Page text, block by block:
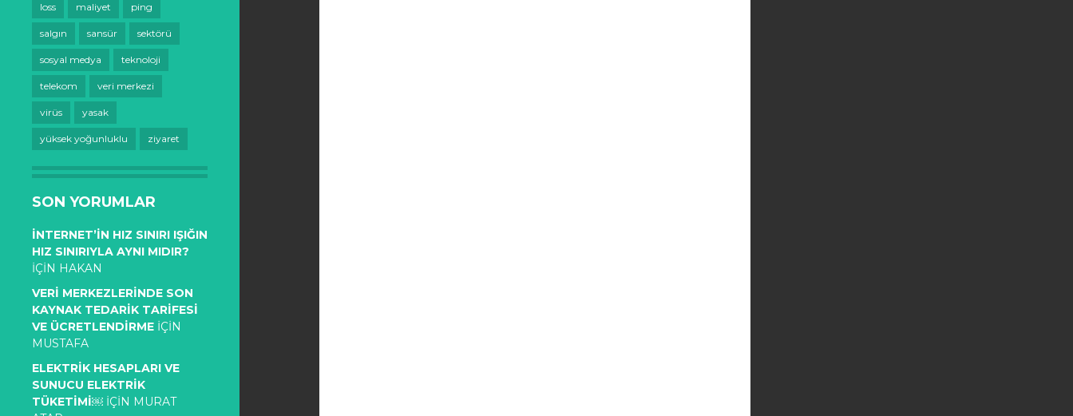
loss maliyet ping
salgın sansür sektörü
sosyal medya teknoloji
telekom veri merkezi
virüs yasak
yüksek yoğunluklu ziyaret
SON YORUMLAR
İNTERNET’IN HIZ SINIRI IŞIĞIN
HIZ SINIRIYLA AYNI MIDIR?
IÇIN HAKAN
VERI MERKEZLERINDE SON
KAYNAK TEDARIK TARIFESI
VE ÜCRETLENDIRME IÇIN
MUSTAFA
ELEKTRIK HESAPLARI VE
SUNUCU ELEKTRIK
TÜKETIMI￼ IÇIN MURAT